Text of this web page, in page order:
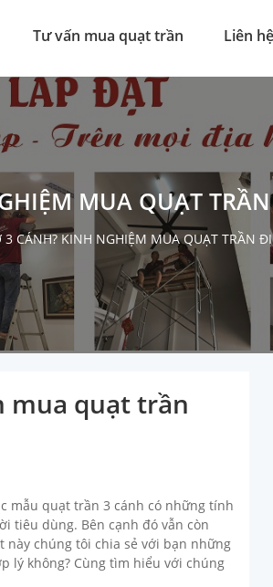
Tư vấn mua quạt trần Liên hệ
MUA QUẠT
CÁNH? KINH NGHIỆM MUA QUẠT TRẦN
mua quạt trần
mẫu quạt trần 3 cánh có những tính
tiêu dùng. Bên cạnh đó vẫn còn
này chúng tôi chia sẻ với bạn những
lý không? Cùng tìm hiểu với chúng